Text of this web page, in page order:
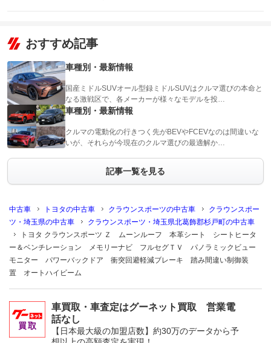
おすすめ記事
車種別・最新情報
国産ミドルSUVオール型録ミドルSUVはクルマ選びの本命と
なる激戦区で、各メーカーが様々なモデルを投…
車種別・最新情報
クルマの電動化の行きつく先がBEVやFCEVなのは間違いな
いが、それらが今現在のクルマ選びの最適解か…
記事一覧を見る
中古車 トヨタの中古車 クラウンスポーツの中古車
クラウンスポー
ツ・埼玉県の中古車
クラウンスポーツ・埼玉県北葛飾郡杉戸町の中古車
トヨタ クラウンスポーツ Ｚ ムーンルーフ 本革シート シートヒータ
ー＆ベンチレーション メモリーナビ フルセグＴＶ パノラミックビュー
モニター パワーバックドア 衝突回避軽減ブレーキ 踏み間違い制御装
置 オートハイビーム
車買取・車査定はグーネット買取 営業電
話なし
【日本最大級の加盟店数】約30万のデータから予